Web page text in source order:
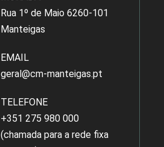
Rua 1º de Maio 6260-101
Manteigas
EMAIL
geral@cm-manteigas.pt
TELEFONE
+351 275 980 000
(chamada para a rede fixa